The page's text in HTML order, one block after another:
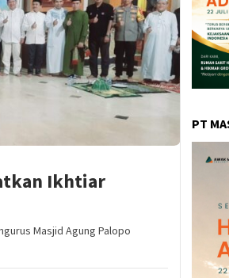
Ikhtiar
Masjid Agung Palopo
PT